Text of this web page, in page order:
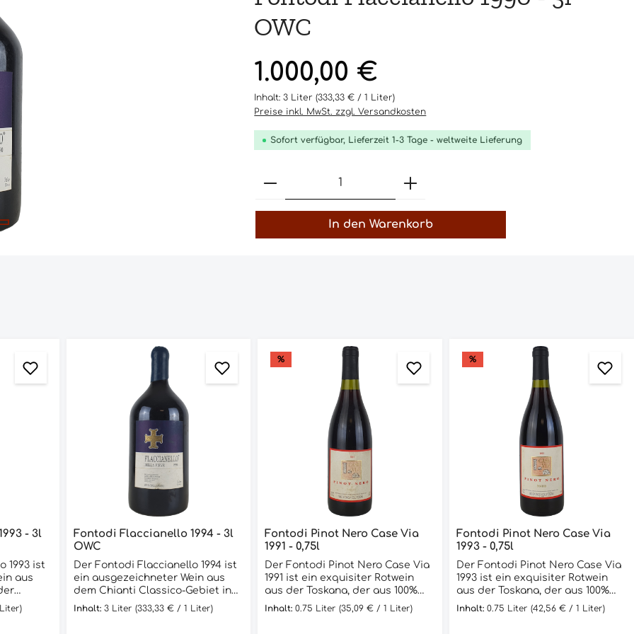
OWC
Regulärer Preis:
1.000,00 €
Inhalt:3 Liter(333,33 € / 1 Liter)
Preise inkl. MwSt. zzgl. Versandkosten
Sofort verfügbar, Lieferzeit 1-3 Tage - weltweite Lieferung
Produkt Anzahl: Gib den gewünschten
In den Warenkorb
- 3l
1993 ist
aus
Fontodi Flaccianello 1994 - 3l
OWC
Der Fontodi Flaccianello 1994 ist
ein ausgezeichneter Wein aus
dem Chianti Classico-Gebiet in
der Toskana. Er wird aus 100%
Sangiovese-Trauben hergestellt
Inhalt: 3 Liter (333,33 € / 1 Liter)
%
Fontodi Pinot Nero Case Via
1991 - 0,75l
Der Fontodi Pinot Nero Case Via
1991 ist ein exquisiter Rotwein
aus der Toskana, der aus 100%
Pinot Nero Trauben hergestellt
wird. Der Wein stammt aus dem
Inhalt:0.75 Liter(35,09 € / 1 Liter)
%
Fontodi Pinot Nero Case Via
1993 - 0,75l
Der Fontodi Pinot Nero Case Via
1993 ist ein exquisiter Rotwein
aus der Toskana, der aus 100%
Pinot Nero Trauben hergestellt
wird. Der Wein wurde im Jahr 1993
Inhalt:0.75 Liter(42,56 € / 1 Liter)